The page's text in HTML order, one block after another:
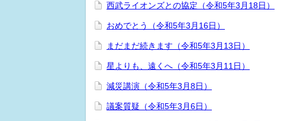
西武ライオンズとの協定（令和5年3月18日）
おめでとう（令和5年3月16日）
まだまだ続きます（令和5年3月13日）
星よりも、遠くへ（令和5年3月11日）
減災講演（令和5年3月8日）
議案質疑（令和5年3月6日）